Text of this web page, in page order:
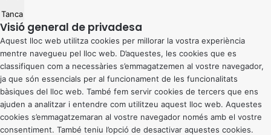
Tanca
Visió general de privadesa
Aquest lloc web utilitza cookies per millorar la vostra experiència
mentre navegueu pel lloc web. D’aquestes, les cookies que es
classifiquen com a necessàries s’emmagatzemen al vostre navegador,
ja que són essencials per al funcionament de les funcionalitats
bàsiques del lloc web. També fem servir cookies de tercers que ens
ajuden a analitzar i entendre com utilitzeu aquest lloc web. Aquestes
cookies s’emmagatzemaran al vostre navegador només amb el vostre
consentiment. També teniu l’opció de desactivar aquestes cookies.